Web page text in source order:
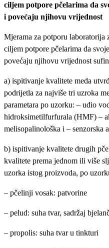
ciljem potpore pčelarima da
i povećaju njihovu vrijednost
Mjerama za potporu laboratorija
ciljem potpore pčelarima da
povećaju njihovu vrijednost
a) ispitivanje kvalitete meda
podrijetla za najviše tri uzroka
parametara po uzorku: – udio
hidroksimetilfurfurala (HMF) –
melisopalinološka i – senzorska
b) ispitivanje kvalitete drugih
kvalitete prema jednom ili više
uzorka istog proizvoda, po
– pčelinji vosak: patvorine
– pelud: suha tvar, sadržaj
– propolis: suha tvar u tinkturi